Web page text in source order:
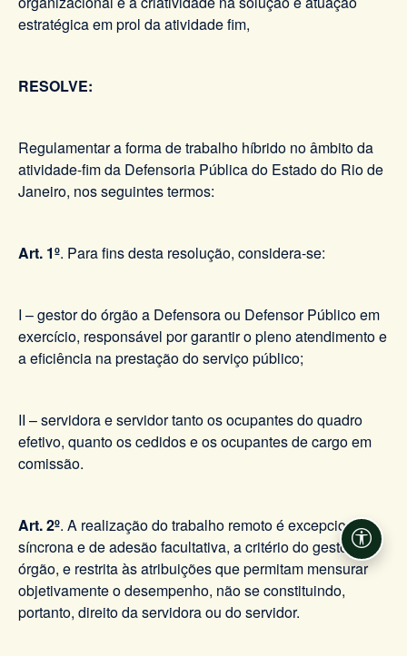
estratégica em prol da atividade fim,
RESOLVE:
Regulamentar a forma de trabalho híbrido no âmbito da
atividade-fim da Defensoria Pública do Estado do Rio de
Janeiro, nos seguintes termos:
Art. 1º. Para fins desta resolução, considera-se:
I – gestor do órgão a Defensora ou Defensor Público em
exercício, responsável por garantir o pleno atendimento e
a eficiência na prestação do serviço público;
II – servidora e servidor tanto os ocupantes do quadro
efetivo, quanto os cedidos e os ocupantes de cargo em
comissão.
Art. 2º. A realização do trabalho remoto é excepcional,
síncrona e de adesão facultativa, a critério do gestor do
órgão, e restrita às atribuições que permitam mensurar
objetivamente o desempenho, não se constituindo,
portanto, direito da servidora ou do servidor.